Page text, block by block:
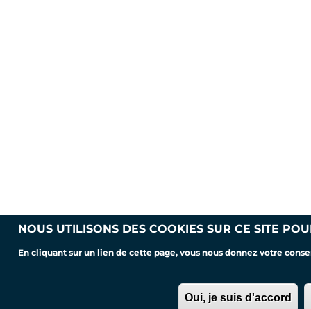
NOUS UTILISONS DES COOKIES SUR CE SITE
En cliquant sur un lien de cette page, vous nous donnez votre
Oui, je suis d'accord